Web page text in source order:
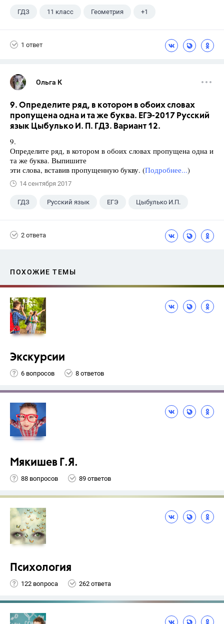
ГДЗ 11 класс Геометрия +1
1 ответ
Ольга К
9. Определите ряд, в котором в обоих словах
пропущена одна и та же буква. ЕГЭ-2017 Русский
язык Цыбулько И. П. ГДЗ. Вариант 12.
9.
Определите ряд, в котором в обоих словах пропущена одна и
та же буква. Выпишите
эти слова, вставив пропущенную букву. (Подробнее...)
14 сентября 2017
ГДЗ Русский язык ЕГЭ Цыбулько И.П.
2 ответа
ПОХОЖИЕ ТЕМЫ
Экскурсии
6 вопросов 8 ответов
Мякишев Г.Я.
88 вопросов 89 ответов
Психология
122 вопроса 262 ответа